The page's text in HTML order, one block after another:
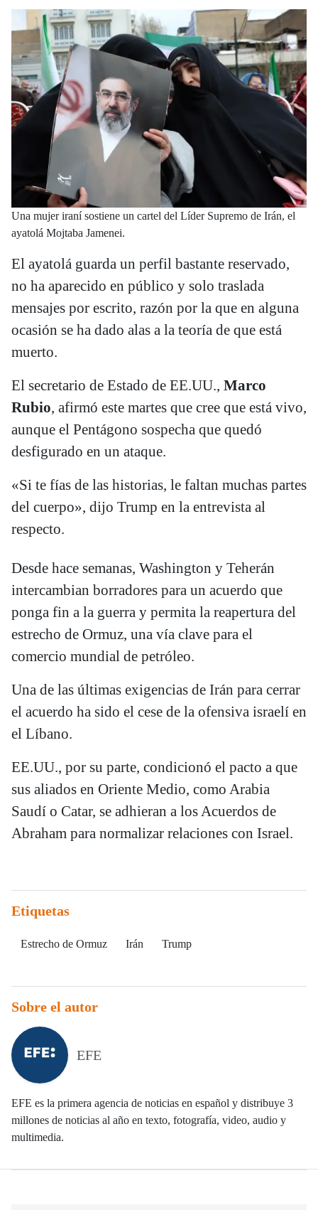
Una mujer iraní sostiene un cartel del Líder Supremo de Irán, el
ayatolá Mojtaba Jamenei.
El ayatolá guarda un perfil bastante reservado,
no ha aparecido en público y solo traslada
mensajes por escrito, razón por la que en alguna
ocasión se ha dado alas a la teoría de que está
muerto.
El secretario de Estado de EE.UU., Marco
Rubio, afirmó este martes que cree que está vivo,
aunque el Pentágono sospecha que quedó
desfigurado en un ataque.
«Si te fías de las historias, le faltan muchas partes
del cuerpo», dijo Trump en la entrevista al
respecto.
Desde hace semanas, Washington y Teherán
intercambian borradores para un acuerdo que
ponga fin a la guerra y permita la reapertura del
estrecho de Ormuz, una vía clave para el
comercio mundial de petróleo.
Una de las últimas exigencias de Irán para cerrar
el acuerdo ha sido el cese de la ofensiva israelí en
el Líbano.
EE.UU., por su parte, condicionó el pacto a que
sus aliados en Oriente Medio, como Arabia
Saudí o Catar, se adhieran a los Acuerdos de
Abraham para normalizar relaciones con Israel.
Etiquetas
Estrecho de Ormuz Irán Trump
Sobre el autor
EFE
EFE es la primera agencia de noticias en español y distribuye 3
millones de noticias al año en texto, fotografía, video, audio y
multimedia.